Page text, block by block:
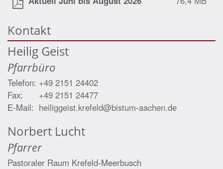
Kontakt
Heilig Geist
Pfarrbüro
Telefon: +49 2151 24402
Fax:
+49 2151 24477
E-Mail: heiliggeist.krefeld@bistum-aachen.de
Norbert Lucht
Pfarrer
Pastoraler Raum Krefeld-Meerbusch